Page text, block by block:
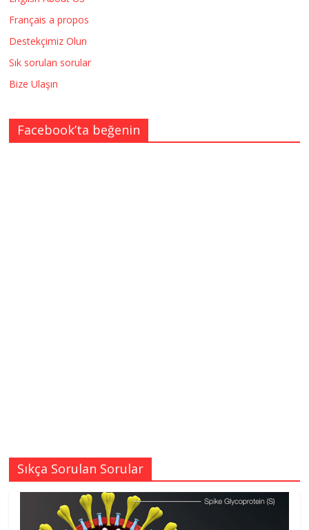
Français a propos
Destekçimiz Olun
Sık sorulan sorular
Bize Ulaşın
Facebook’ta beğenin
Sıkça Sorulan Sorular